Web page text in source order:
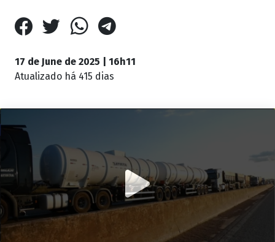
17 de June de 2025 | 16h11
Atualizado há 415 dias